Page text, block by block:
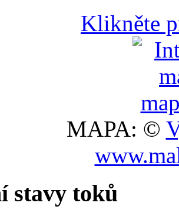
Klikněte
MAPA: ©
stavy toků